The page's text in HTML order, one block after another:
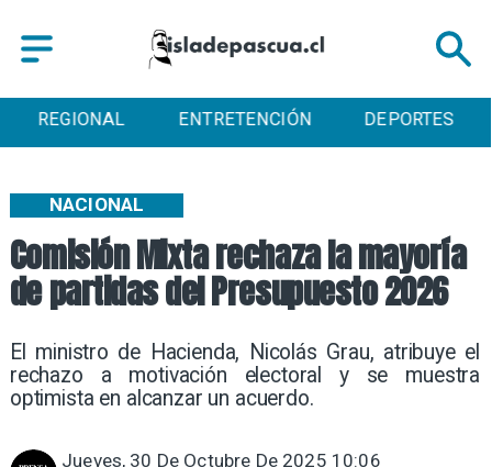
ENTRETENCIÓN DEPORTES CULTURA
Comisión Mixta rechaza la mayoría
de partidas del Presupuesto 2026
El ministro de Hacienda, Nicolás Grau, atribuye el
rechazo a motivación electoral y se muestra
optimista en alcanzar un acuerdo.
NACIONAL
Jueves, 30 De Octubre De 2025 10:06